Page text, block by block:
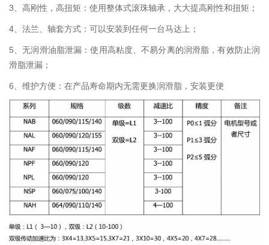
3、高刚性，高扭矩：使用整体式滚珠轴承，大大提高刚性和扭矩；
4、法兰、轴套方式：可以安装到任何一台马达上；
5、无润滑油脂泄漏：使用高粘度、不易分离的润滑脂，有效防止润
滑脂泄漏；
6、维护方便：在产品寿命期内无需更换润滑脂，安装更便